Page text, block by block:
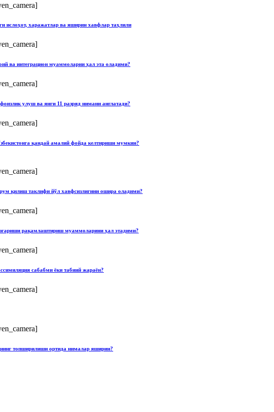
ислоҳот, харажатлар ва яширин хавфлар таҳлили
ва интеграцион муаммоларни ҳал эта оладими?
улуш ва янги 11 разряд нимани англатади?
қандай амалий фойда келтириши мумкин?
қилиш таклифи йўл хавфсизлигини ошира оладими?
рақамлаштириш муаммоларини ҳал этадими?
сабабми ёки табиий жараён?
топширилиши ортида нималар яширин?